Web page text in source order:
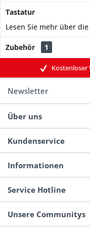
Tastatur
Lesen Sie mehr über
Zubehör 1
Kostenloser
Newsletter
Über uns
Kundenservice
Informationen
Service Hotline
Unsere Communitys